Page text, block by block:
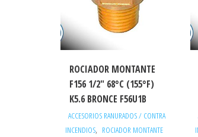
ROCIADOR MONTANTE
F156 1/2″ 68°C (155°F)
K5.6 BRONCE F56U1B
ACCESORIOS RANURADOS / CONTRA
INCENDIOS, ROCIADOR MONTANTE